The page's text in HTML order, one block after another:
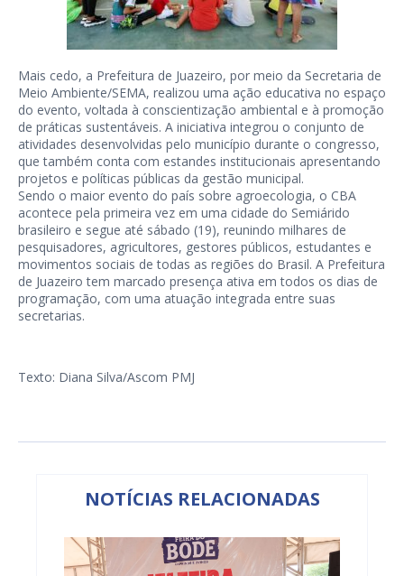
Mais cedo, a Prefeitura de Juazeiro, por meio da Secretaria de
Meio Ambiente/SEMA, realizou uma ação educativa no espaço
do evento, voltada à conscientização ambiental e à promoção
de práticas sustentáveis. A iniciativa integrou o conjunto de
atividades desenvolvidas pelo município durante o congresso,
que também conta com estandes institucionais apresentando
projetos e políticas públicas da gestão municipal.
Sendo o maior evento do país sobre agroecologia, o CBA
acontece pela primeira vez em uma cidade do Semiárido
brasileiro e segue até sábado (19), reunindo milhares de
pesquisadores, agricultores, gestores públicos, estudantes e
movimentos sociais de todas as regiões do Brasil. A Prefeitura
de Juazeiro tem marcado presença ativa em todos os dias de
programação, com uma atuação integrada entre suas
secretarias.
Texto: Diana Silva/Ascom PMJ
NOTÍCIAS RELACIONADAS